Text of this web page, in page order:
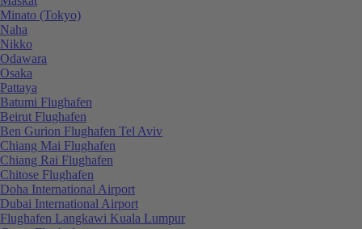
Minato (Tokyo)
Naha
Nikko
Odawara
Osaka
Pattaya
Batumi Flughafen
Beirut Flughafen
Ben Gurion Flughafen Tel Aviv
Chiang Mai Flughafen
Chiang Rai Flughafen
Chitose Flughafen
Doha International Airport
Dubai International Airport
Flughafen Langkawi Kuala Lumpur